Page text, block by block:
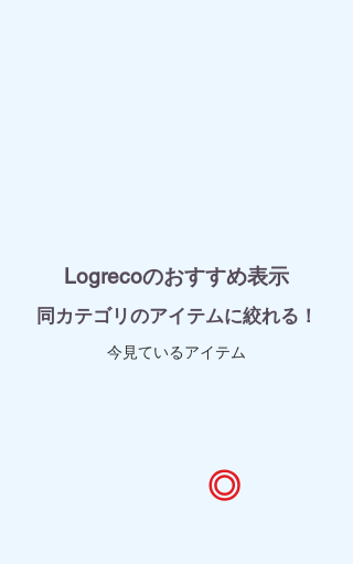
Logrecoのおすすめ表示
​同カテゴリのアイテムに絞れる！
​今見ているアイテム
◎